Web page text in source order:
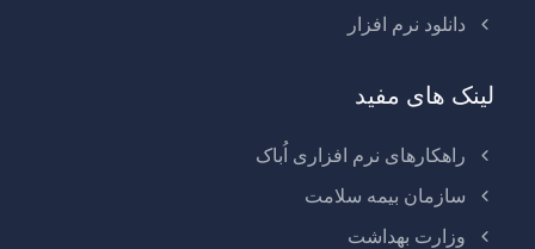
دانلود نرم افزار
لینک های مفید
راهکارهای نرم افزاری اُباک
سازمان بیمه سلامت
وزارت بهداشت